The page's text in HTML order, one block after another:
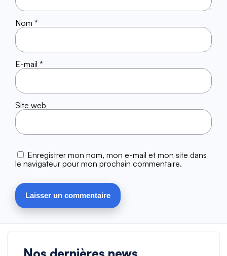
Nom *
E-mail *
Site web
Enregistrer mon nom, mon e-mail et mon site dans
le navigateur pour mon prochain commentaire.